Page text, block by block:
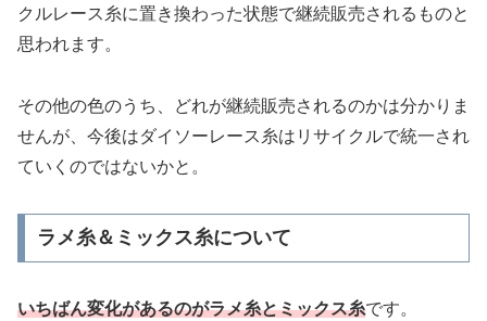
クルレース糸に置き換わった状態で継続販売されるものと
思われます。
その他の色のうち、どれが継続販売されるのかは分かりま
せんが、今後はダイソーレース糸はリサイクルで統一され
ていくのではないかと。
ラメ糸＆ミックス糸について
いちばん変化があるのがラメ糸とミックス糸です。